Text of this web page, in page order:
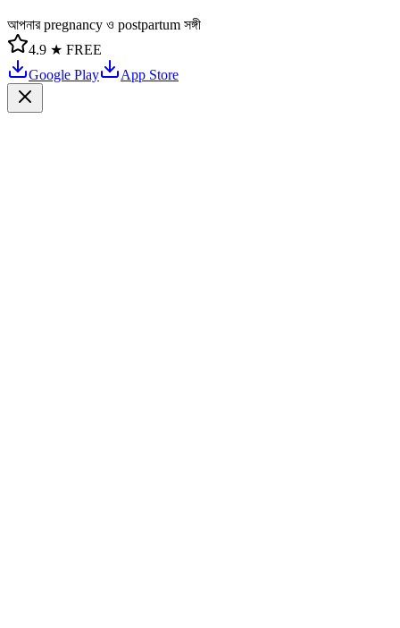
আপনার pregnancy ও postpartum সঙ্গী
4.9 ★ FREE
Google Play
App Store